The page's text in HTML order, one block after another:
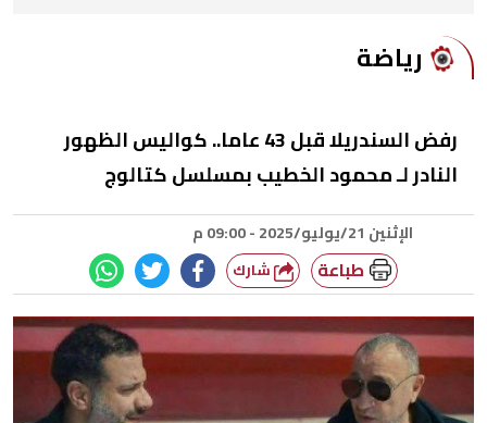
رياضة
رفض السندريلا قبل 43 عاما.. كواليس الظهور
النادر لـ محمود الخطيب بمسلسل كتالوج
الإثنين 21/يوليو/2025 - 09:00 م
طباعة